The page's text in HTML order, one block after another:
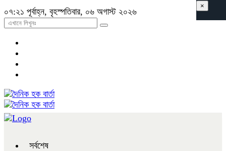
০৭:২১ পূর্বাহ্ন, বৃহস্পতিবার, ০৬ অগাস্ট ২০২৬
সর্বশেষ
×